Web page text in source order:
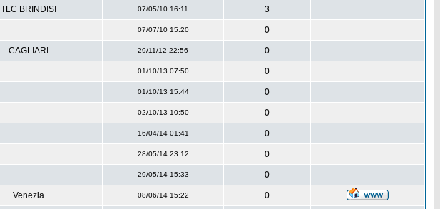
TLC BRINDISI 07/05/10 16:11 3
07/07/10 15:20 0
CAGLIARI 29/11/12 22:56 0
01/10/13 07:50 0
01/10/13 15:44 0
02/10/13 10:50 0
16/04/14 01:41 0
28/05/14 23:12 0
29/05/14 15:33 0
Venezia 08/06/14 15:22 0